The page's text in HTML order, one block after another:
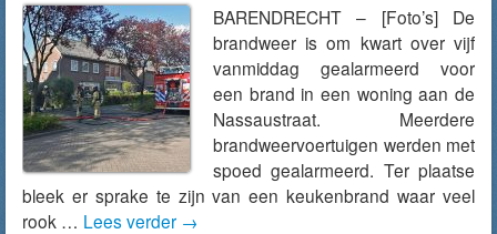
BARENDRECHT – [Foto’s] De
brandweer is om kwart over vijf
vanmiddag gealarmeerd voor
een brand in een woning aan de
Nassaustraat. Meerdere
brandweervoertuigen werden met
spoed gealarmeerd. Ter plaatse
bleek er sprake te zijn van een keukenbrand waar veel
rook … Lees verder →